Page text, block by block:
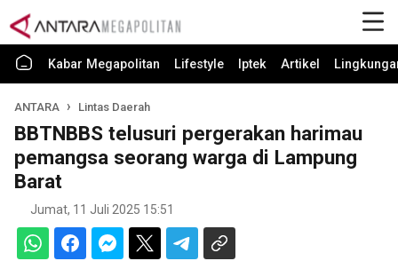
Kabar Megapolitan Lifestyle Iptek Artikel
ANTARA Lintas Daerah
BBTNBBS telusuri pergerakan harimau
pemangsa seorang warga di Lampung
Barat
Jumat, 11 Juli 2025 15:51